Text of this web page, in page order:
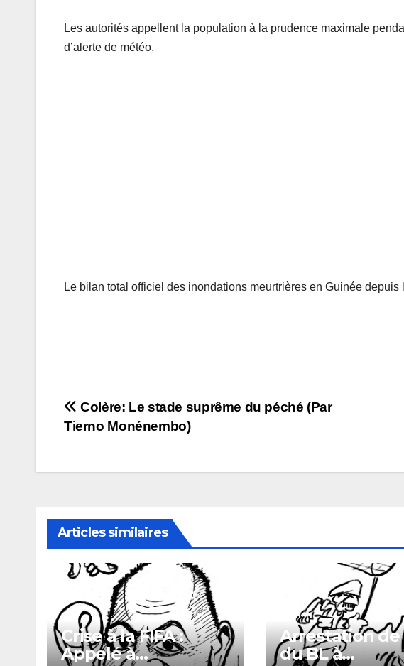
Les autorités appellent la population à la prudence maximale
d’alerte de météo.
Le bilan total officiel des inondations meurtrières en Guinée
Navigation
l’article
Colère: Le stade suprême du péché (Par
Tierno Monénembo)
Articles similaires
Crise à la FIFA :
Appelé à
Arrestation de
du BL à